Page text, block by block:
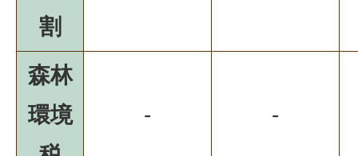
割
森林
環境
- -